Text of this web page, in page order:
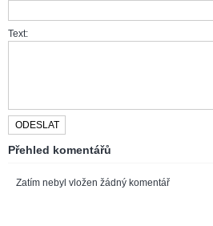
Text:
Přehled komentářů
Zatím nebyl vložen žádný komentář